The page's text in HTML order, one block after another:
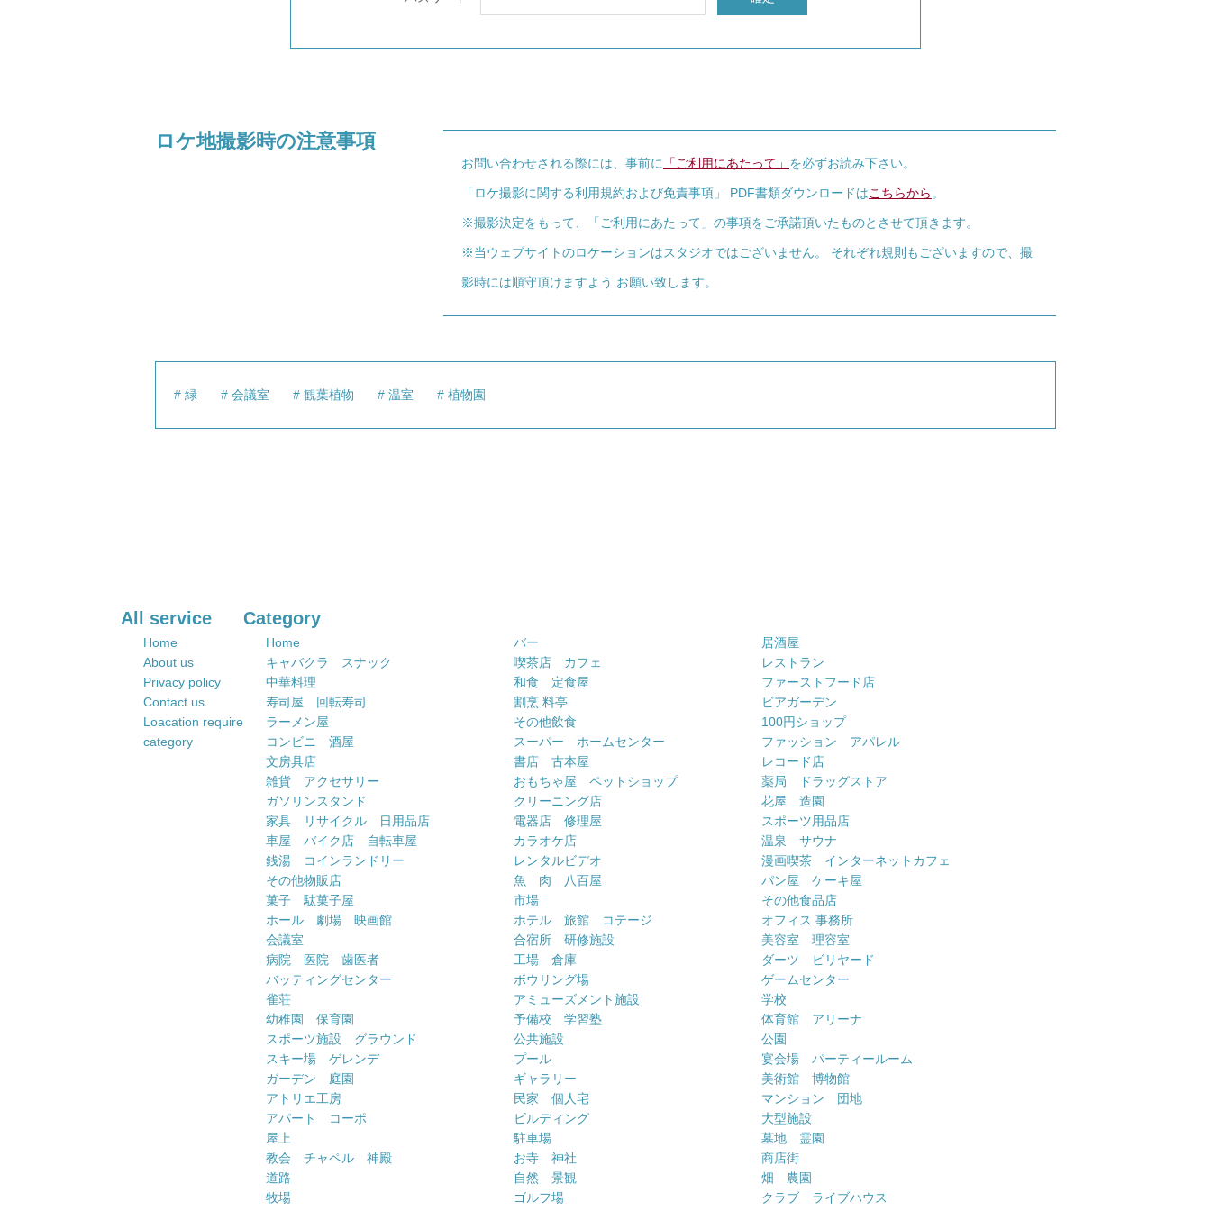
ロケ地撮影時の注意事項
お問い合わせされる際には、事前に 「ご利用にあたって」 を必ずお読み下さい。
「ロケ撮影に関する利用規約および免責事項」 PDF書類ダウンロードはこちらから 。
※撮影決定をもって、「ご利用にあたって」の事項をご承諾頂いたものとさせて頂きます。
※当ウェブサイトのロケーションはスタジオではございません。 それぞれ規則もございますので、撮
影時には順守頂けますよう お願い致します。
緑 会議室 観葉植物 温室 植物園
All service
Home
About us
Privacy policy
Contact us
Loacation require
category
Category
Home バー
居酒屋
キャバクラ スナック
喫茶店 カフェ
レストラン
中華料理
和食 定食屋
ファーストフード店
寿司屋 回転寿司
割烹 料亭
ビアガーデン
ラーメン屋
その他飲食
100円ショップ
コンビニ 酒屋
スーパー ホームセンター
ファッション アパレル
文房具店
書店 古本屋
レコード店
雑貨 アクセサリー
おもちゃ屋 ペットショップ
薬局 ドラッグストア
ガソリンスタンド
クリーニング店
花屋 造園
家具 リサイクル 日用品店
電器店 修理屋
スポーツ用品店
車屋 バイク店 自転車屋
カラオケ店
温泉 サウナ
銭湯 コインランドリー
レンタルビデオ
漫画喫茶 インターネットカフェ
その他物販店
魚 肉 八百屋
パン屋 ケーキ屋
菓子 駄菓子屋
市場
その他食品店
ホール 劇場 映画館
ホテル 旅館 コテージ
オフィス 事務所
会議室
合宿所 研修施設
美容室 理容室
病院 医院 歯医者
工場 倉庫
ダーツ ビリヤード
バッティングセンター
ボウリング場
ゲームセンター
雀荘
アミューズメント施設
学校
幼稚園 保育園
予備校 学習塾
体育館 アリーナ
スポーツ施設 グラウンド
公共施設
公園
スキー場 ゲレンデ
プール
宴会場 パーティールーム
ガーデン 庭園
ギャラリー
美術館 博物館
アトリエ工房
民家 個人宅
マンション 団地
アパート コーポ
ビルディング
大型施設
屋上
駐車場
墓地 霊園
教会 チャペル 神殿
お寺 神社
商店街
道路
自然 景観
畑 農園
牧場
ゴルフ場
クラブ ライブハウス